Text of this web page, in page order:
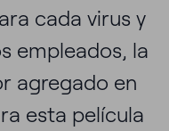
cada virus y
empleados, la
agregado en
esta película